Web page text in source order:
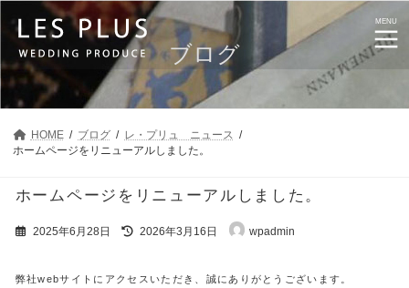
ツ
へ
ス
シ
ョ
ン
ブログ
HOME ブログ
レ・プリュ ニュース
ホームページをリニューアルしました。
ホームページをリニューアルしました。
2025年6月28日
最
2026年3月16日 wpadmin
弊社webサイトにアクセスいただき、誠にありがとうございます。
MENU